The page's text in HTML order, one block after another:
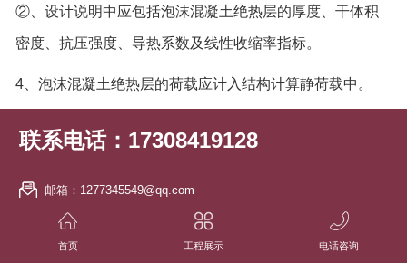
②、设计说明中应包括泡沫混凝土绝热层的厚度、干体积
密度、抗压强度、导热系数及线性收缩率指标。
4、泡沫混凝土绝热层的荷载应计入结构计算静荷载中。
联系电话：17308419128
邮箱：1277345549@qq.com
地址：长沙市雨花区中意一路504号红星美凯龙生活家居广场5楼A5042
首页 工程展示 电话咨询